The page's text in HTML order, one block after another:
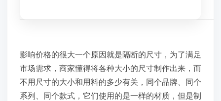
影响价格的很大一个原因就是隔断的尺寸，为了满足
市场需求，商家懂得将各种大小的尺寸制作出来，而
不用尺寸的大小和用料的多少有关，同个品牌、同个
系列、同个款式，它们使用的是一样的材质，但是制